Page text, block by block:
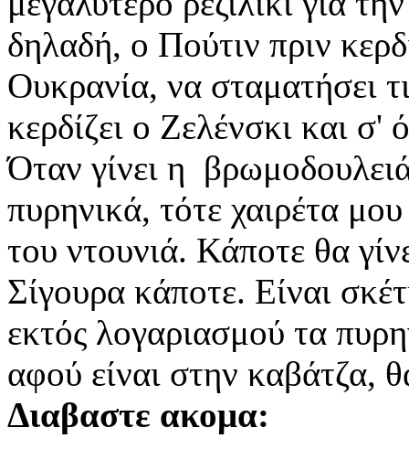
δηλαδή, ο Πούτιν πριν
Ουκρανία, να σταματήσει
κερδίζει ο Ζελένσκι και σ'
Όταν γίνει η
πυρηνικά, τότε χαιρέτα
του ντουνιά. Κάποτε θα
Σίγουρα κάποτε. Είναι
εκτός λογαριασμού τα
αφού είναι στην καβάτζα,
Διαβαστε ακομα: